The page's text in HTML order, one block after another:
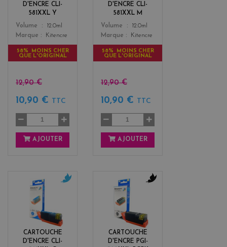
D'ENCRE CLI-
581XXL Y
Color
Volume
12.0ml
Marque
Kitencre
58% MOINS CHER
QUE L'ORIGINAL
12,90 €
10,90 € TTC
AJOUTER
D'ENCRE CLI-
581XXL M
Color
Volume
12.0ml
Marque
Kitencre
58% MOINS CHER
QUE L'ORIGINAL
12,90 €
10,90 € TTC
AJOUTER
CARTOUCHE
D'ENCRE CLI-
n
CARTOUCHE
D'ENCRE PGI-
c
k